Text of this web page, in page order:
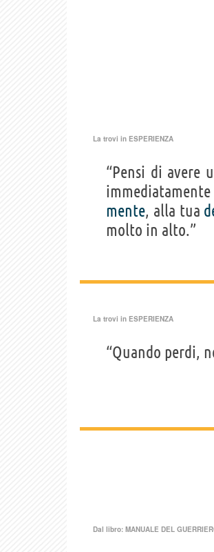
La trovi in ESPERIENZA
“Pensi di avere
mente, alla tua
molto in alto.”
La trovi in ESPERIENZA
“Quando perdi,
Dal libro: MANUALE DEL